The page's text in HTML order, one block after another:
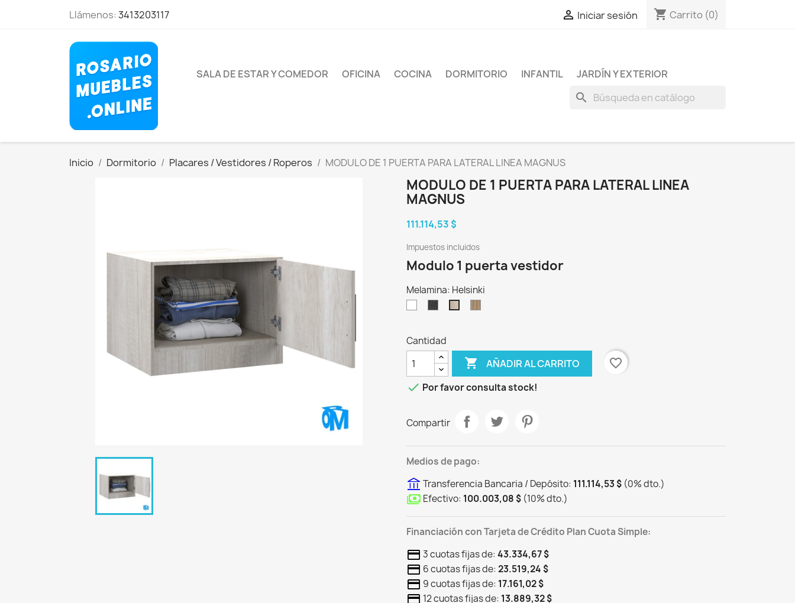
Llámenos:3413203117  Iniciar sesión shopping_cart Carrito (0)
SALA DE ESTAR Y COMEDOR OFICINA COCINA DORMITORIO INFANTIL JARDÍN Y EXTERIOR
search
Inicio Dormitorio Placares / Vestidores / Roperos MODULO DE 1 PUERTA PARA LATERAL LINEA MAGNUS
MODULO DE 1 PUERTA PARA LATERAL LINEA
MAGNUS
111.114,53 $
Impuestos incluidos
Modulo 1 puerta vestidor
Melamina: Helsinki
Blanco
Cantidad
 AÑADIR AL CARRITO
favorite_border
 Por favor consulta stock!
Compartir
Medios de pago:
Transferencia Bancaria / Depósito: 111.114,53 $ (0%dto.)
Efectivo: 100.003,08 $ (10%dto.)
Financiación con Tarjeta de Crédito Plan Cuota Simple:
3 cuotas fijas de: 43.334,67 $
6 cuotas fijas de: 23.519,24 $
9 cuotas fijas de: 17.161,02 $
12 cuotas fijas de: 13.889,32 $